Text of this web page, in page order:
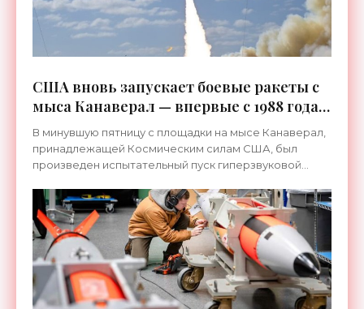
США вновь запускает боевые ракеты с
мыса Канаверал — впервые с 1988 года -
«Оружие»
В минувшую пятницу с площадки на мысе Канаверал,
принадлежащей Космическим силам США, был
произведен испытательный пуск гиперзвуковой